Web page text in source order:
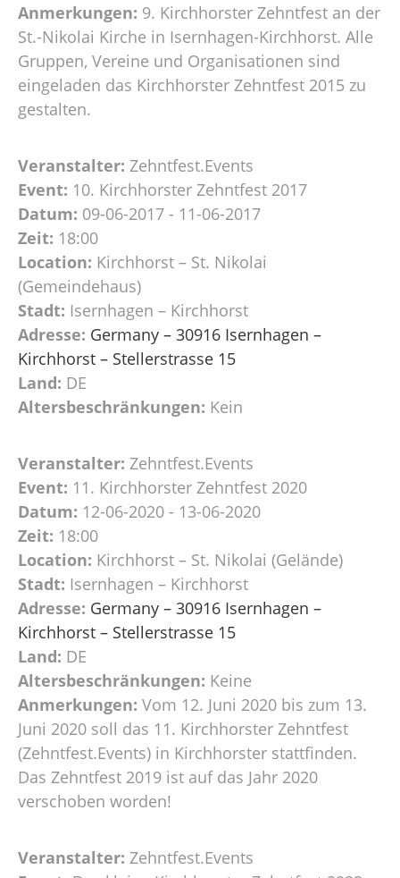
Anmerkungen: 9. Kirchhorster Zehntfest an der
St.-Nikolai Kirche in Isernhagen-Kirchhorst. Alle
Gruppen, Vereine und Organisationen sind
eingeladen das Kirchhorster Zehntfest 2015 zu
gestalten.
Veranstalter: Zehntfest.Events
Event: 10. Kirchhorster Zehntfest 2017
Datum: 09-06-2017 - 11-06-2017
Zeit: 18:00
Location: Kirchhorst – St. Nikolai
(Gemeindehaus)
Stadt: Isernhagen – Kirchhorst
Adresse: Germany – 30916 Isernhagen –
Kirchhorst – Stellerstrasse 15
Land: DE
Altersbeschränkungen: Kein
Veranstalter: Zehntfest.Events
Event: 11. Kirchhorster Zehntfest 2020
Datum: 12-06-2020 - 13-06-2020
Zeit: 18:00
Location: Kirchhorst – St. Nikolai (Gelände)
Stadt: Isernhagen – Kirchhorst
Adresse: Germany – 30916 Isernhagen –
Kirchhorst – Stellerstrasse 15
Land: DE
Altersbeschränkungen: Keine
Anmerkungen: Vom 12. Juni 2020 bis zum 13.
Juni 2020 soll das 11. Kirchhorster Zehntfest
(Zehntfest.Events) in Kirchhorster stattfinden.
Das Zehntfest 2019 ist auf das Jahr 2020
verschoben worden!
Veranstalter: Zehntfest.Events